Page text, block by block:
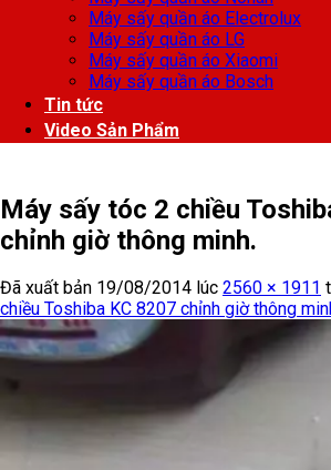
Máy sấy quần áo Electrolux
Máy sấy quần áo LG
Máy sấy quần áo Xiaomi
Máy sấy quần áo Bosch
Tin tức
Video Sản Phẩm
Máy sấy tóc 2 chiều
chỉnh giờ thông minh.
Đã xuất bản 19/08/2014 lúc 2560 × 1911
chiều Toshiba KC 8207 chỉnh giờ thông